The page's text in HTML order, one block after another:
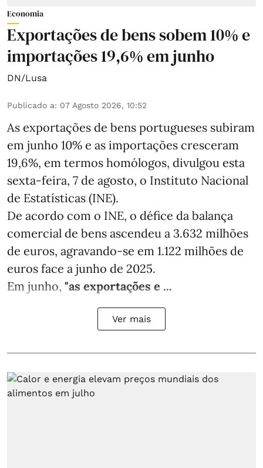
Economia
Exportações de bens sobem 10% e
importações 19,6% em junho
DN/Lusa
Publicado a: 07 Agosto 2026, 10:52
As exportações de bens portugueses subiram
em junho 10% e as importações cresceram
19,6%, em termos homólogos, divulgou esta
sexta-feira, 7 de agosto, o Instituto Nacional
de Estatísticas (INE).
De acordo com o INE, o défice da balança
comercial de bens ascendeu a 3.632 milhões
de euros, agravando-se em 1.122 milhões de
euros face a junho de 2025.
Em junho, "as exportações e ...
Ver mais